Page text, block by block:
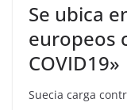
Se ubica
europeos
COVID19»
Suecia carga